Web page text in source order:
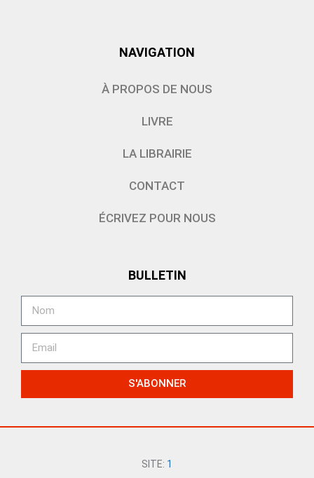
NAVIGATION
À PROPOS DE NOUS
LIVRE
LA LIBRAIRIE
CONTACT
ÉCRIVEZ POUR NOUS
BULLETIN
S'ABONNER
SITE: 1